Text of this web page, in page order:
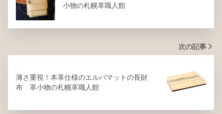
小物の札幌革職人館
次の記事
薄さ重視！本革仕様のエルバマットの長財
布 革小物の札幌革職人館